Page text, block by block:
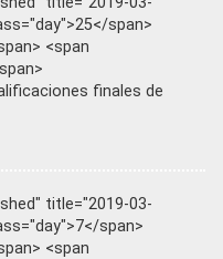
span>
<span
finales de
title="2019-03-
span>
<span